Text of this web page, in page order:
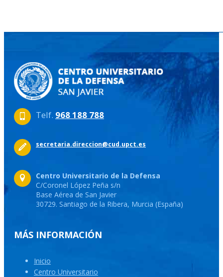
Telf. 968 188 788
secretaria.direccion@cud.upct.es
Centro Universitario de la Defensa
C/Coronel López Peña s/n
Base Aérea de San Javier
30729. Santiago de la Ribera, Murcia (España)
MÁS INFORMACIÓN
Inicio
Centro Universitario